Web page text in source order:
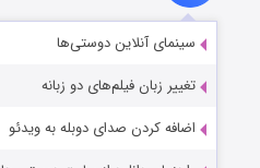
سینمای آنلاین دوستی‌ها
تغییر زبان فیلم‌های دو زبانه
اضافه کردن صدای دوبله به ویدئو